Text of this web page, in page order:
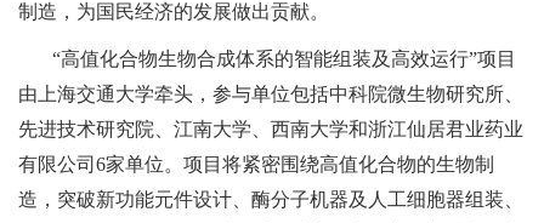
制造，为国民经济的发展做出贡献。
“高值化合物生物合成体系的智能组装及高效运行”项目
由上海交通大学牵头，参与单位包括中科院微生物研究所、
先进技术研究院、江南大学、西南大学和浙江仙居君业药业
有限公司6家单位。项目将紧密围绕高值化合物的生物制
造，突破新功能元件设计、酶分子机器及人工细胞器组装、